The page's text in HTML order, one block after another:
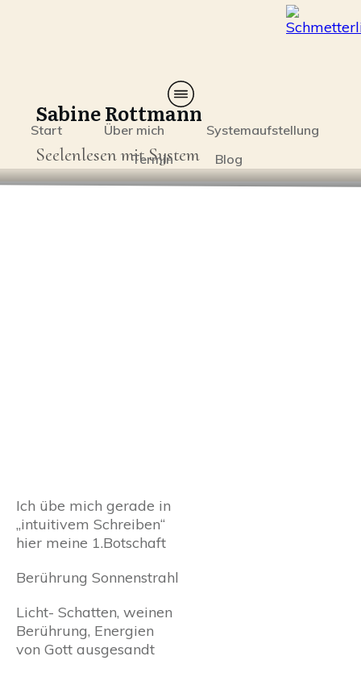
Start Über mich
Systemaufstellung
Termin
Blog
Sabine Rottmann
Seelenlesen mit System
Ich übe mich gerade in
„intuitivem Schreiben“
hier meine 1.Botschaft
Berührung Sonnenstrahl
Licht- Schatten, weinen
Berührung, Energien
von Gott ausgesandt